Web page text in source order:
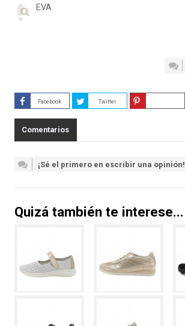
EVA
Facebook Twitter
Comentarios
¡Sé el primero en escribir una opinión!
Quizá también te interese...